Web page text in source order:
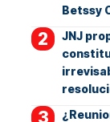
Betssy
JNJ